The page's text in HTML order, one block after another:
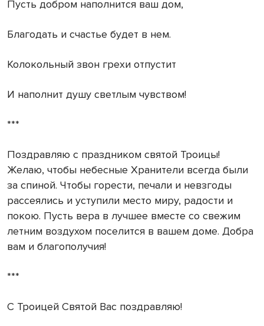
Пусть добром наполнится ваш дом,
Благодать и счастье будет в нем.
Колокольный звон грехи отпустит
И наполнит душу светлым чувством!
***
Поздравляю с праздником святой Троицы!
Желаю, чтобы небесные Хранители всегда были
за спиной. Чтобы горести, печали и невзгоды
рассеялись и уступили место миру, радости и
покою. Пусть вера в лучшее вместе со свежим
летним воздухом поселится в вашем доме. Добра
вам и благополучия!
***
С Троицей Святой Вас поздравляю!